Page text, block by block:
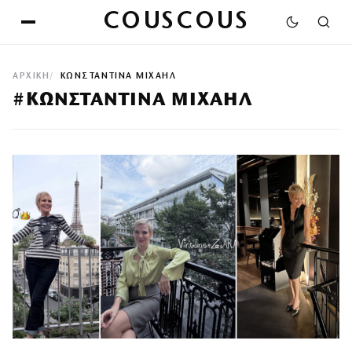
COUSCOUS
ΑΡΧΙΚΉ ΚΩΝΣΤΑΝΤΙΝΑ ΜΙΧΑΗΛ
#ΚΩΝΣΤΑΝΤΙΝΑ ΜΙΧΑΗΛ